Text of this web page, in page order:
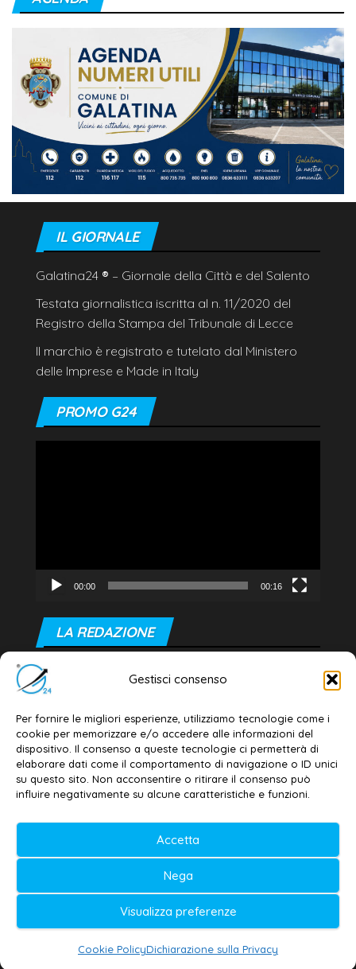
Gestisci consenso
Per fornire le migliori esperienze, utilizziamo tecnologie come i
cookie per memorizzare e/o accedere alle informazioni del
dispositivo. Il consenso a queste tecnologie ci permetterà di
elaborare dati come il comportamento di navigazione o ID unici
su questo sito. Non acconsentire o ritirare il consenso può
influire negativamente su alcune caratteristiche e funzioni.
Accetta
Nega
Visualizza preferenze
Cookie PolicyDichiarazione sulla Privacy
IL GIORNALE
Galatina24 ® – Giornale della Città e del Salento
Testata giornalistica iscritta al n. 11/2020 del
Registro della Stampa del Tribunale di Lecce
Il marchio è registrato e tutelato dal Ministero
delle Imprese e Made in Italy
PROMO G24
00:00 00:16
LA REDAZIONE
Editore e direttore responsabile:
Dott. Daniele G. Masciullo
Email: redazione@galatina24.it
Contatti –Disclaimer
Privacy policy –Cookie policy
Testata iscritta al n. 11/2020 Registro della
Stampa Tribunale di Lecce
Editore e direttore responsabile:
Daniele G. Masciullo